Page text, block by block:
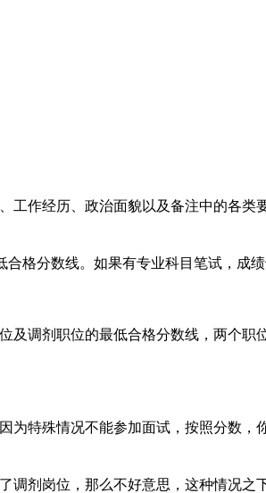
作经历、政治面貌以及备注中的各类
分数线。如果有专业科目笔试，成绩
调剂职位的最低合格分数线，两个职
特殊情况不能参加面试，按照分数，
剂岗位，那么不好意思，这种情况之